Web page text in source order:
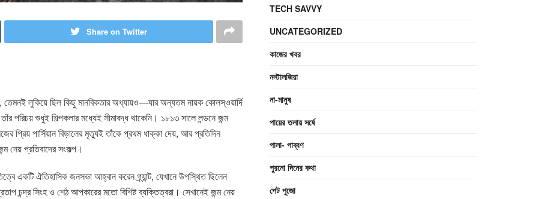
Share on Twitter
লুকিয়ে ছিল কিছু মানবিকতার অধ্যায়ও—যার অন্যতম নায়ক কোলস্ওয়ার্দি
পরিচয় শুধুই শিল্পকলার মধ্যেই সীমাবদ্ধ থাকেনি। ১৮১৩ সালে লন্ডনে জন্ম
প্রিয় পার্সিয়ান বিড়ালের মৃত্যুই তাঁকে প্রথম ধাক্কা দেয়, আর প্রতিদিন
নেয় প্রতিবাদের সংকল্প।
একটি ঐতিহাসিক জনসভা আহ্বান করেন গ্র্যান্ট, যেখানে উপস্থিত ছিলেন
চন্দ্র সিংহ ও শেঠ আপকারের মতো বিশিষ্ট ব্যক্তিত্বরা। সেখানেই জন্ম নেয়
TECH SAVVY
UNCATEGORIZED
কাজের খবর
নস্টালজিয়া
না-মানুষ
পায়ের তলায় সর্ষে
পালা- পাব্বণ
পুরনো দিনের কথা
পেট পুজো